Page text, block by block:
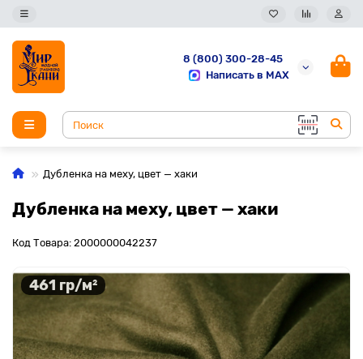
8 (800) 300-28-45
Написать в MAX
Дубленка на меху, цвет — хаки
Дубленка на меху, цвет — хаки
Код Товара: 2000000042237
461 гр/м²